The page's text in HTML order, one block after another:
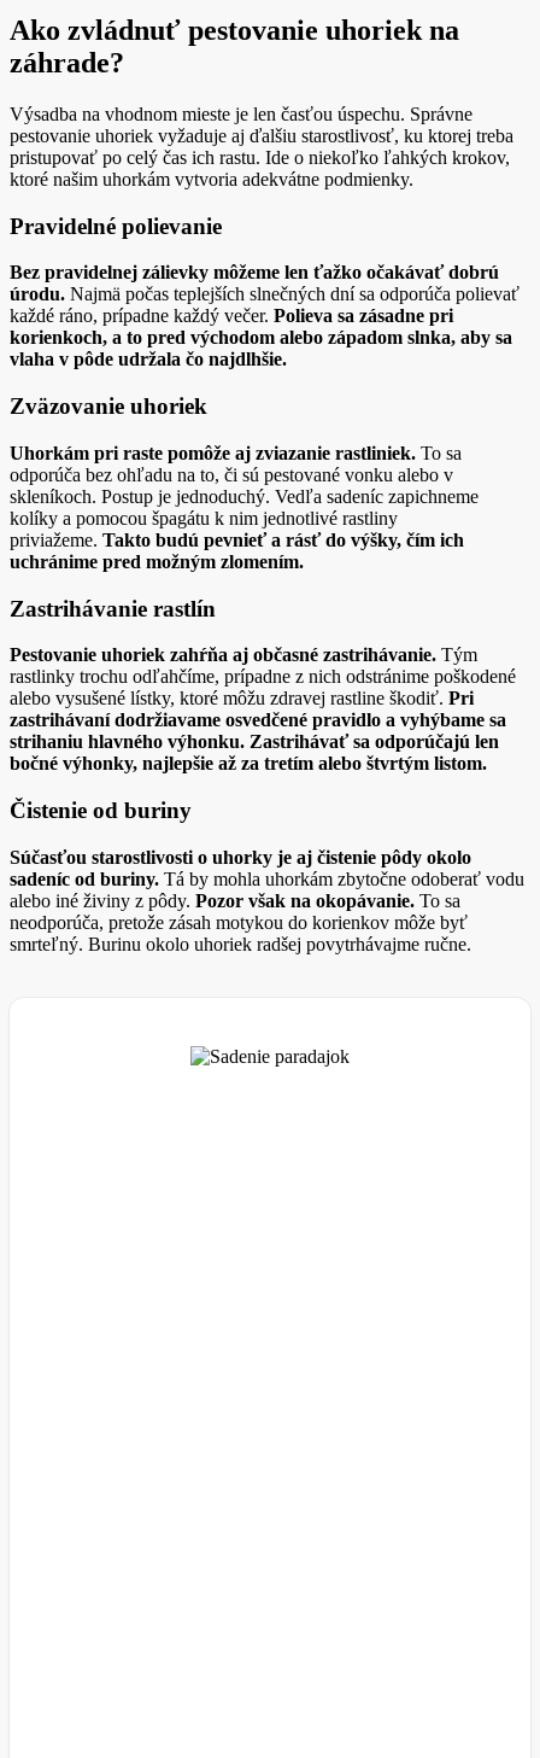
Ako zvládnuť pestovanie uhoriek na
záhrade?
Výsadba na vhodnom mieste je len časťou úspechu. Správne
pestovanie uhoriek vyžaduje aj ďalšiu starostlivosť, ku ktorej treba
pristupovať po celý čas ich rastu. Ide o niekoľko ľahkých krokov,
ktoré našim uhorkám vytvoria adekvátne podmienky.
Pravidelné polievanie
Bez pravidelnej zálievky môžeme len ťažko očakávať dobrú
úrodu. Najmä počas teplejších slnečných dní sa odporúča polievať
každé ráno, prípadne každý večer. Polieva sa zásadne pri
korienkoch, a to pred východom alebo západom slnka, aby sa
vlaha v pôde udržala čo najdlhšie.
Zväzovanie uhoriek
Uhorkám pri raste pomôže aj zviazanie rastliniek. To sa
odporúča bez ohľadu na to, či sú pestované vonku alebo v
skleníkoch. Postup je jednoduchý. Vedľa sadeníc zapichneme
kolíky a pomocou špagátu k nim jednotlivé rastliny
priviažeme. Takto budú pevnieť a rásť do výšky, čím ich
uchránime pred možným zlomením.
Zastrihávanie rastlín
Pestovanie uhoriek zahŕňa aj občasné zastrihávanie. Tým
rastlinky trochu odľahčíme, prípadne z nich odstránime poškodené
alebo vysušené lístky, ktoré môžu zdravej rastline škodiť. Pri
zastrihávaní dodržiavame osvedčené pravidlo a vyhýbame sa
strihaniu hlavného výhonku. Zastrihávať sa odporúčajú len
bočné výhonky, najlepšie až za tretím alebo štvrtým listom.
Čistenie od buriny
Súčasťou starostlivosti o uhorky je aj čistenie pôdy okolo
sadeníc od buriny. Tá by mohla uhorkám zbytočne odoberať vodu
alebo iné živiny z pôdy. Pozor však na okopávanie. To sa
neodporúča, pretože zásah motykou do korienkov môže byť
smrteľný. Burinu okolo uhoriek radšej povytrhávajme ručne.